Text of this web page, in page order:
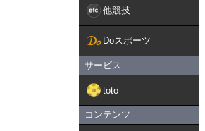
他競技
Doスポーツ
サービス
toto
コンテンツ